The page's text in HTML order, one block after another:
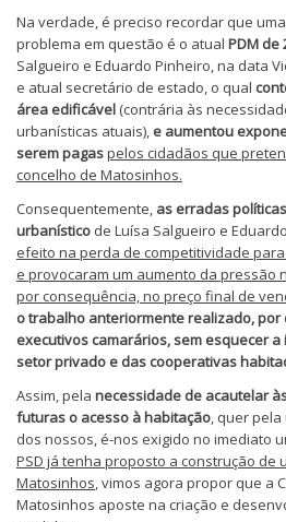
Na verdade, é preciso recordar que
problema em questão é o atual PDM de
Salgueiro e Eduardo Pinheiro, na data
e atual secretário de estado, o qual
área edificável (contrária às
urbanísticas atuais), e aumentou
serem pagaspelos cidadãos que
concelho de Matosinhos.
Consequentemente, as erradas
urbanístico de Luísa Salgueiro e Eduardo
efeito na perda de competitividade
e provocaram um aumento da pressão
por consequência, no preço final de
o trabalho anteriormente realizado, por
executivos camarários, sem esquecer
setor privado e das cooperativas
Assim, pela necessidade de acautelar
futuras o acesso à habitação, quer
dos nossos, é-nos exigido no imediato
PSD já tenha proposto a construção de
Matosinhos, vimos agora propor que a
Matosinhos aposte na criação e